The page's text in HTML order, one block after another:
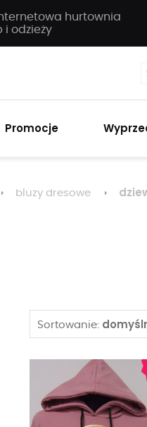
hurtownia
i odzieży
Promocje
bluzy dresowe
Sortowanie: